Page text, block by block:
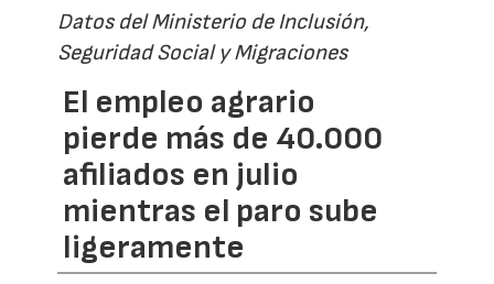
Datos del Ministerio de Inclusión,
Seguridad Social y Migraciones
El empleo agrario
pierde más de 40.000
afiliados en julio
mientras el paro sube
ligeramente